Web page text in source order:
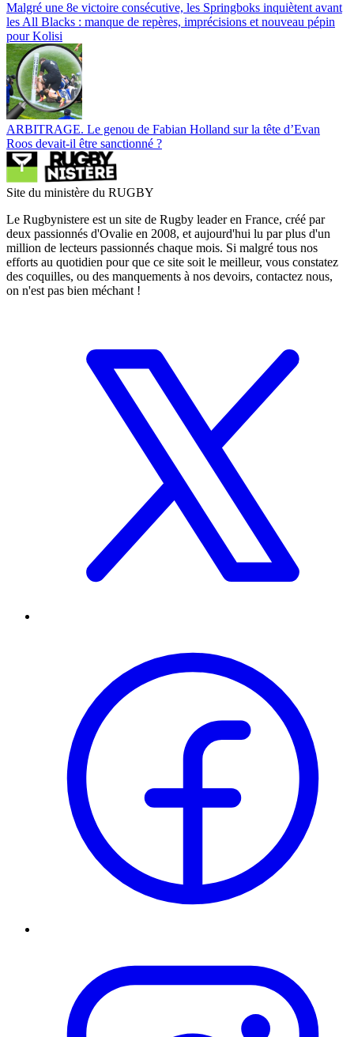
Malgré une 8e victoire consécutive, les Springboks inquiètent avant
les All Blacks : manque de repères, imprécisions et nouveau pépin
pour Kolisi
ARBITRAGE. Le genou de Fabian Holland sur la tête d’Evan
Roos devait-il être sanctionné ?
Site du ministère du RUGBY
Le Rugbynistere est un site de Rugby leader en France, créé par
deux passionnés d'Ovalie en 2008, et aujourd'hui lu par plus d'un
million de lecteurs passionnés chaque mois. Si malgré tous nos
efforts au quotidien pour que ce site soit le meilleur, vous constatez
des coquilles, ou des manquements à nos devoirs, contactez nous,
on n'est pas bien méchant !